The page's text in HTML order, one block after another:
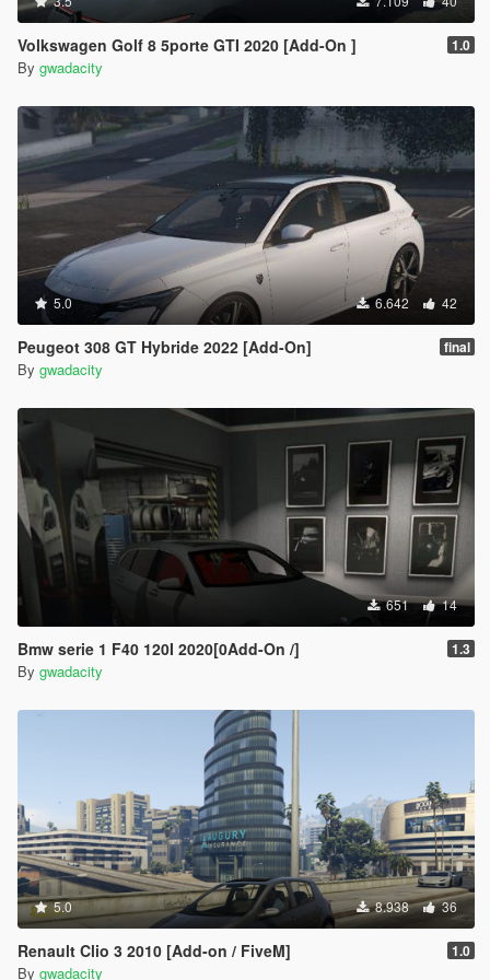
Volkswagen Golf 8 5porte GTI 2020 [Add-On ] 1.0
By gwadacity
5.0 6.642 42
Peugeot 308 GT Hybride 2022 [Add-On] final
By gwadacity
651 14
Bmw serie 1 F40 120I 2020[0Add-On /] 1.3
By gwadacity
5.0 8.938 36
Renault Clio 3 2010 [Add-on / FiveM] 1.0
By gwadacity